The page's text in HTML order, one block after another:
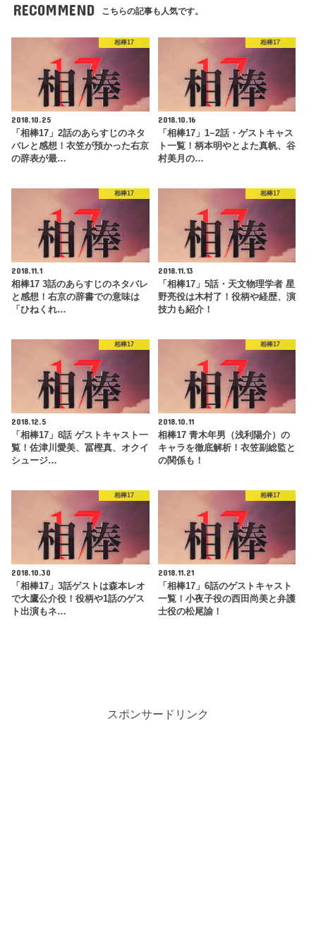
RECOMMEND こちらの記事も人気です。
相棒17
2018.10.25
「相棒17」2話のあらすじのネタ
バレと感想！衣笠が預かった右京
の辞表が最…
相棒17
2018.10.16
「相棒17」1~2話・ゲストキャス
ト一覧！柄本明やとよた真帆、谷
村美月の…
相棒17
2018.11.1
相棒17 3話のあらすじのネタバレ
と感想！右京の辞書での意味は
「ひねくれ…
相棒17
2018.11.13
「相棒17」5話・天文物理学者 星
野亮役は木村了！役柄や経歴、演
技力も紹介！
相棒17
2018.12.5
「相棒17」8話 ゲストキャスト一
覧！佐津川愛美、冨樫真、オクイ
シュージ…
相棒17
2018.10.11
相棒17 青木年男（浅利陽介）の
キャラを徹底解析！衣笠副総監と
の関係も！
相棒17
2018.10.30
「相棒17」3話ゲストは森本レオ
で大鷹公介役！役柄や1話のゲス
ト出演もネ…
相棒17
2018.11.21
「相棒17」6話のゲストキャスト
一覧！小夜子役の西田尚美と弁護
士役の松尾諭！
スポンサードリンク